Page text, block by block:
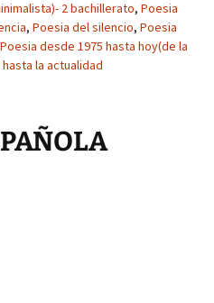
2 bachillerato, Poesia
, Poesia del silencio, Poesia
Poesia desde 1975 hasta hoy(de la
la actualidad